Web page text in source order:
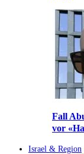
Fall
vor
Israel & Region